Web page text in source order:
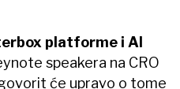
platforme i AI
speakera na CRO
će upravo o tome